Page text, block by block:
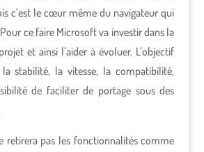
c’est le cœur même du navigateur qui
Pour ce faire Microsoft va investir dans la
et ainsi l’aider à évoluer. L’objectif
stabilité, la vitesse, la compatibilité,
de faciliter de portage sous des
retirera pas les fonctionnalités comme